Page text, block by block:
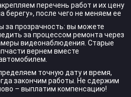
перечень работ и их цену
берегу», после чего не меняем ее
за прозрачность: вы можете
за процессом ремонта через
видеонаблюдения. Старые
вернем вместе
точную дату и время,
закончим работы. Не сдержим
– выплатим компенсацию!